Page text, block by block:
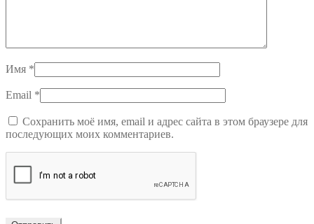
Имя *
Email *
Сохранить моё имя, email и адрес сайта в этом браузере для
последующих моих комментариев.